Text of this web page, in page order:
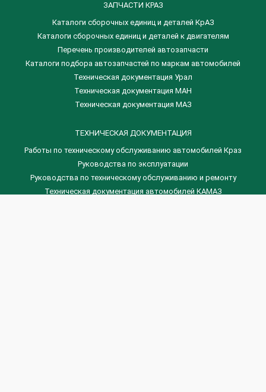
ЗАПЧАСТИ КРАЗ
Каталоги сборочных единиц и деталей КрАЗ
​Каталоги сборочных единиц и деталей к двигателям
Перечень производителей автозапчасти
Каталоги подбора автозапчастей по маркам автомобилей
Техническая документация Урал
Техническая документация МАН
Техническая документация МАЗ
ТЕХНИЧЕСКАЯ ДОКУМЕНТАЦИЯ
Работы по техническому обслуживанию автомобилей Краз
Руководства по эксплуатации
Руководства по техническому обслуживанию и ремонту
Техническая документация автомобилей КАМАЗ